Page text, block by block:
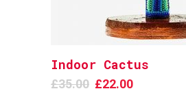
Add to cart
Indoor Cactus
£35.00 £22.00